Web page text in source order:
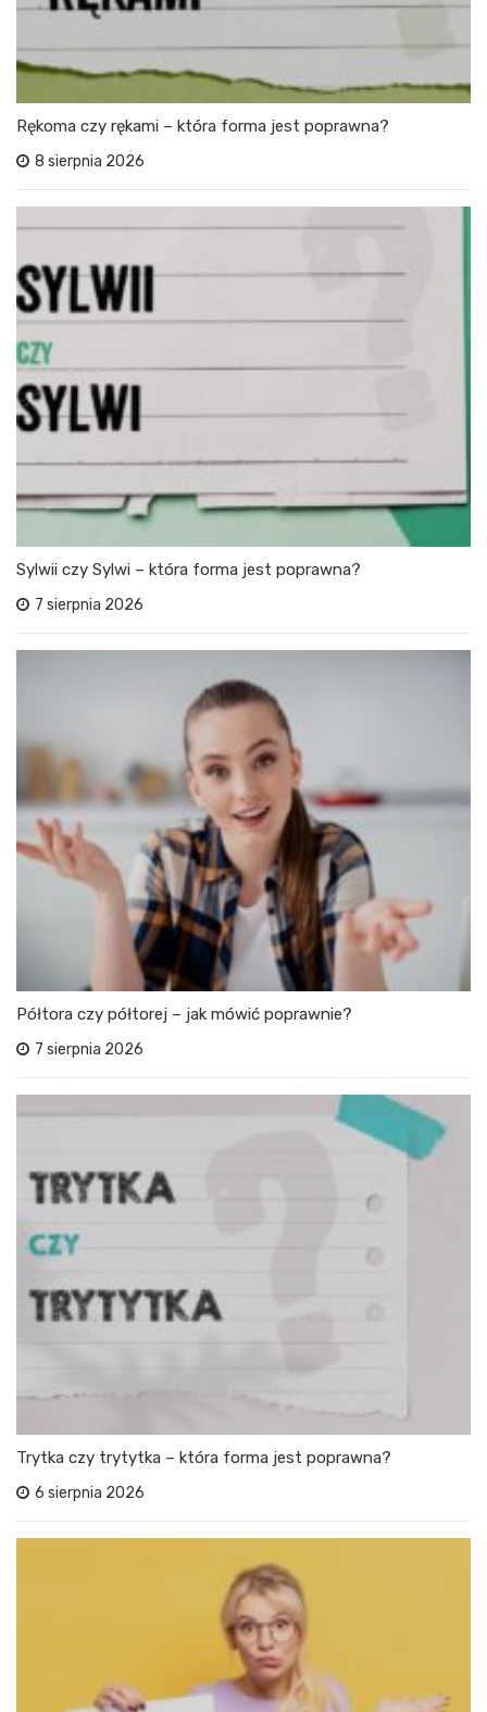
Rękoma czy rękami – która forma jest poprawna?
8 sierpnia 2026
Sylwii czy Sylwi – która forma jest poprawna?
7 sierpnia 2026
Półtora czy półtorej – jak mówić poprawnie?
7 sierpnia 2026
Trytka czy trytytka – która forma jest poprawna?
6 sierpnia 2026